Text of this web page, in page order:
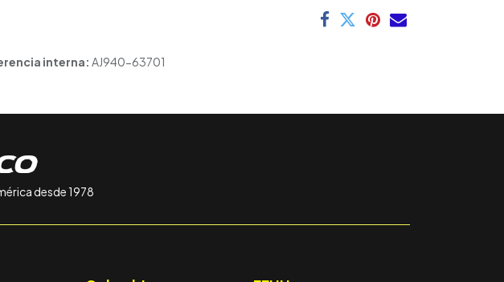
interna: AJ940-63701
desde 1978